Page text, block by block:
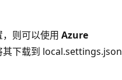
则可以使用 Azure
其下载到 local.settings.json